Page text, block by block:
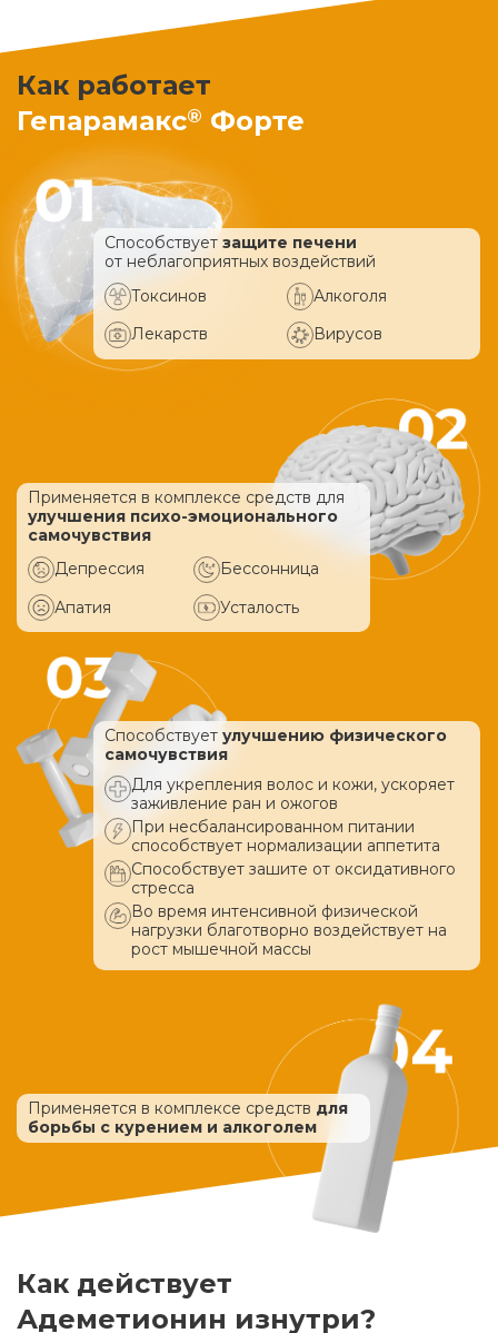
Как работает
Гепарамакс® Форте
Способствует защите печени
от неблагоприятных воздействий
Токсинов
Алкоголя
Лекарств
Вирусов
Применяется в комплексе средств для
улучшения психо-эмоционального
самочувствия
Депрессия
Бессонница
Апатия
Усталость
Способствует улучшению физического
самочувствия
Для укрепления волос и кожи, ускоряет
заживление ран и ожогов
При несбалансированном питании
способствует нормализации аппетита
Способствует зашите от оксидативного
стресса
Во время интенсивной физической
нагрузки благотворно воздействует на
рост мышечной массы
Применяется в комплексе средств для
борьбы с курением и алкоголем
Как действует
Адеметионин изнутри?